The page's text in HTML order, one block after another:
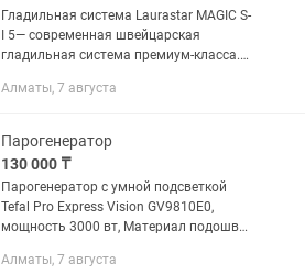
Гладильная система Laurastar MAGIC S-
I 5— современная швейцарская
гладильная система премиум-класса.
профессионального использования в
Алматы, 7 августа
Парогенератор
130 000 ₸
Парогенератор с умной подсветкой
Tefal Pro Express Vision GV9810E0,
мощность 3000 вт, Материал подошвы
производитель Франция. Объем
Алматы, 7 августа